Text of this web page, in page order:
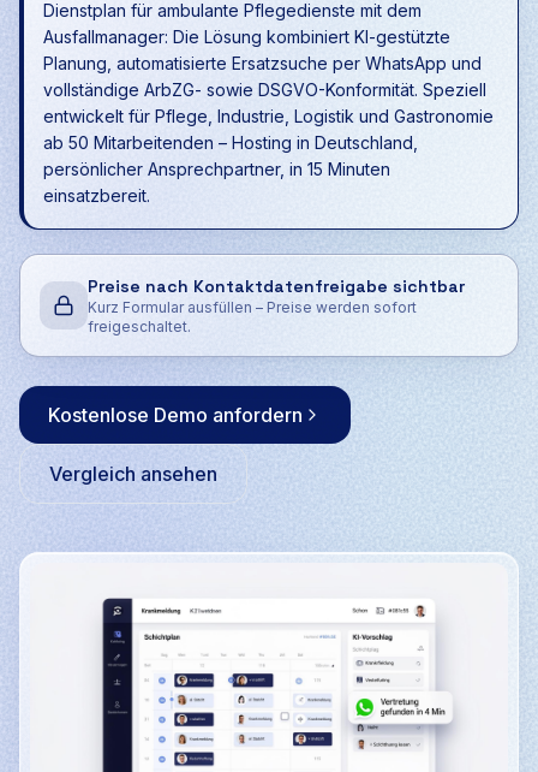
Dienstplan für ambulante Pflegedienste mit dem
Ausfallmanager: Die Lösung kombiniert KI-gestützte
Planung, automatisierte Ersatzsuche per WhatsApp und
vollständige ArbZG- sowie DSGVO-Konformität. Speziell
entwickelt für Pflege, Industrie, Logistik und Gastronomie
ab 50 Mitarbeitenden – Hosting in Deutschland,
persönlicher Ansprechpartner, in 15 Minuten
einsatzbereit.
Preise nach Kontaktdatenfreigabe sichtbar
Kurz Formular ausfüllen – Preise werden sofort
freigeschaltet.
Kostenlose Demo anfordern
Vergleich ansehen